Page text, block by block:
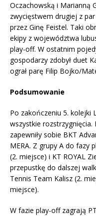
Oczachowską i Marianną
zwycięstwem drugiej z
przez Ginę Feistel. Taki
ekipy z województwa
play-off. W ostatnim
gospodarzy zdobył duet
ograł parę Filip Bojko/
Podsumowanie
Po zakończeniu 5. kolejki
wszystkie rozstrzygnięcia.
zapewniły sobie BKT
MERA. Z grupy A do fazy
(2. miejsce) i KT ROYAL
przepustkę do dalszej
Tennis Team Kalisz (2.
miejsce).
W fazie play-off zagrają